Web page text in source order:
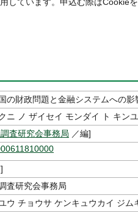
の財政問題と金融システムへの影
ニ ノ ザイセイ モンダイ ト キン
査研究会事務局 ／編]
査研究会事務局
ウ チョウサ ケンキュウカイ ジム